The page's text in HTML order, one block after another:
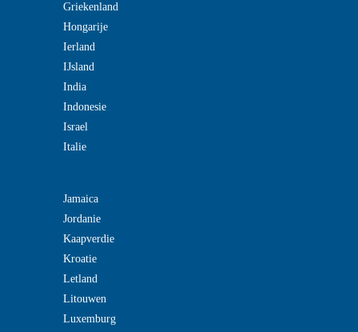
Griekenland
Hongarije
Ierland
IJsland
India
Indonesie
Israel
Italie
Jamaica
Jordanie
Kaapverdie
Kroatie
Letland
Litouwen
Luxemburg